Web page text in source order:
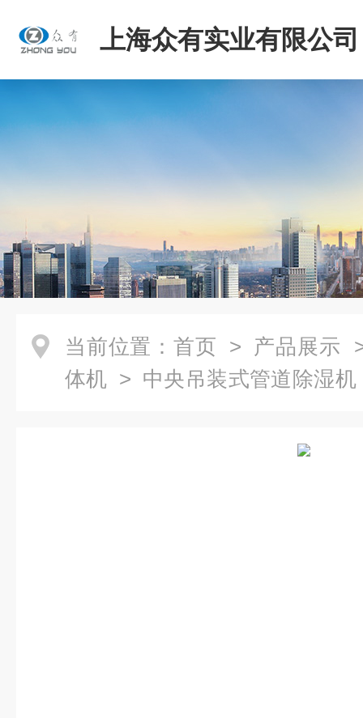
上海众有实业有限公司
当前位置： 首页 > 产品展示
体机 > 中央吊装式管道除湿机